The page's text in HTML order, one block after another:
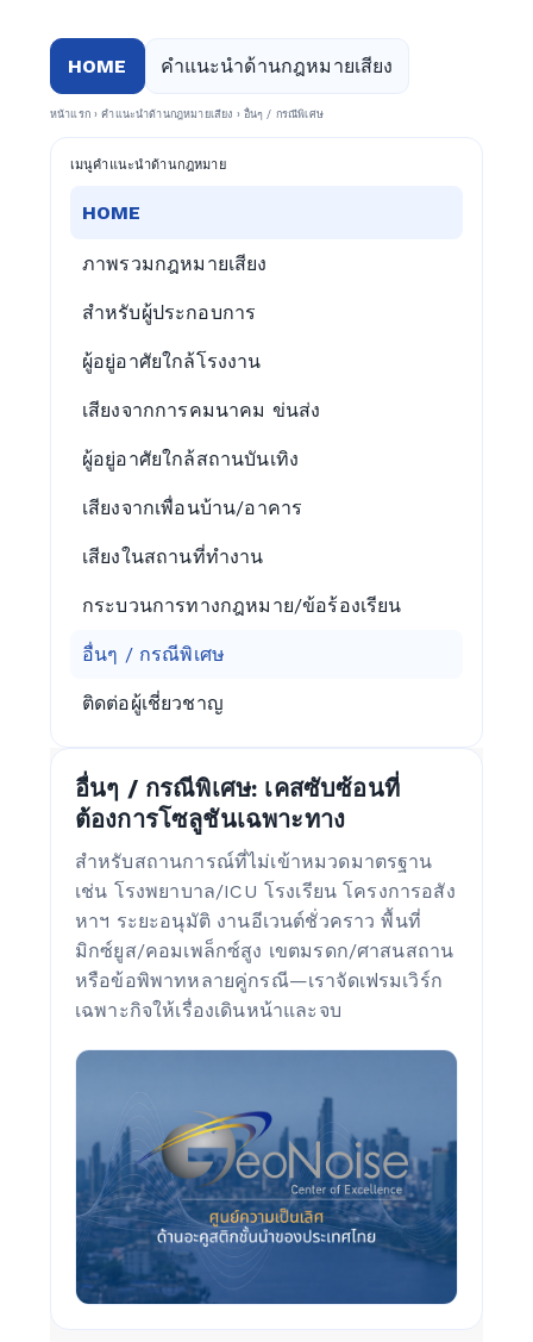
HOME คำแนะนำด้านกฎหมายเสียง
หน้าแรก›คำแนะนำด้านกฎหมายเสียง › อื่นๆ / กรณีพิเศษ
เมนูคำแนะนำด้านกฎหมาย
HOME
ภาพรวมกฎหมายเสียง
สำหรับผู้ประกอบการ
ผู้อยู่อาศัยใกล้โรงงาน
เสียงจากการคมนาคม ข่นส่ง
ผู้อยู่อาศัยใกล้สถานบันเทิง
เสียงจากเพื่อนบ้าน/อาคาร
เสียงในสถานที่ทำงาน
กระบวนการทางกฎหมาย/ข้อร้องเรียน
อื่นๆ / กรณีพิเศษ
ติดต่อผู้เชี่ยวชาญ
อื่นๆ / กรณีพิเศษ: เคสซับซ้อนที่
ต้องการโซลูชันเฉพาะทาง
สำหรับสถานการณ์ที่ไม่เข้าหมวดมาตรฐาน
เช่น โรงพยาบาล/ICU โรงเรียน โครงการอสัง
หาฯ ระยะอนุมัติ งานอีเวนต์ชั่วคราว พื้นที่
มิกซ์ยูส/คอมเพล็กซ์สูง เขตมรดก/ศาสนสถาน
หรือข้อพิพาทหลายคู่กรณี—เราจัดเฟรมเวิร์ก
เฉพาะกิจให้เรื่องเดินหน้าและจบ